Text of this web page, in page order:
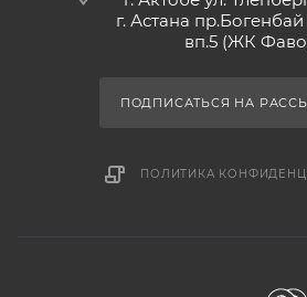
г. Астана
вп.5 (ЖК
ПОДПИСАТЬСЯ НА
ПОЛИТИКА